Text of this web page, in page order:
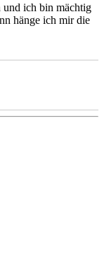
und ich bin mächtig
hänge ich mir die